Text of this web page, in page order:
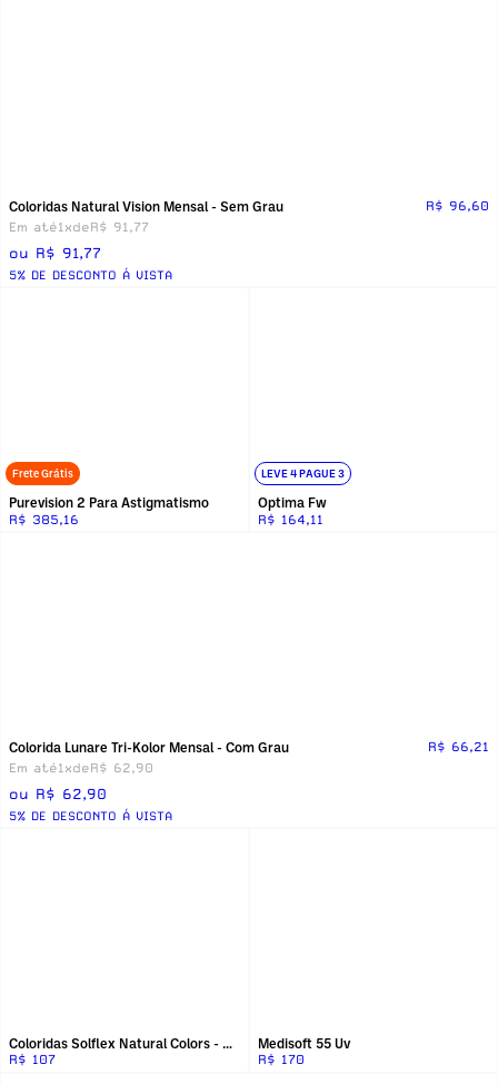
Coloridas Natural Vision Mensal - Sem Grau
R$ 96,60
Em até1xdeR$ 91,77
ou R$ 91,77
5% DE DESCONTO Á VISTA
Frete Grátis
Purevision 2 Para Astigmatismo
R$ 385,16
LEVE 4 PAGUE 3
Optima Fw
R$ 164,11
Colorida Lunare Tri-Kolor Mensal - Com Grau
R$ 66,21
Em até1xdeR$ 62,90
ou R$ 62,90
5% DE DESCONTO Á VISTA
Coloridas Solflex Natural Colors - Sem Grau
R$ 107
Medisoft 55 Uv
R$ 170